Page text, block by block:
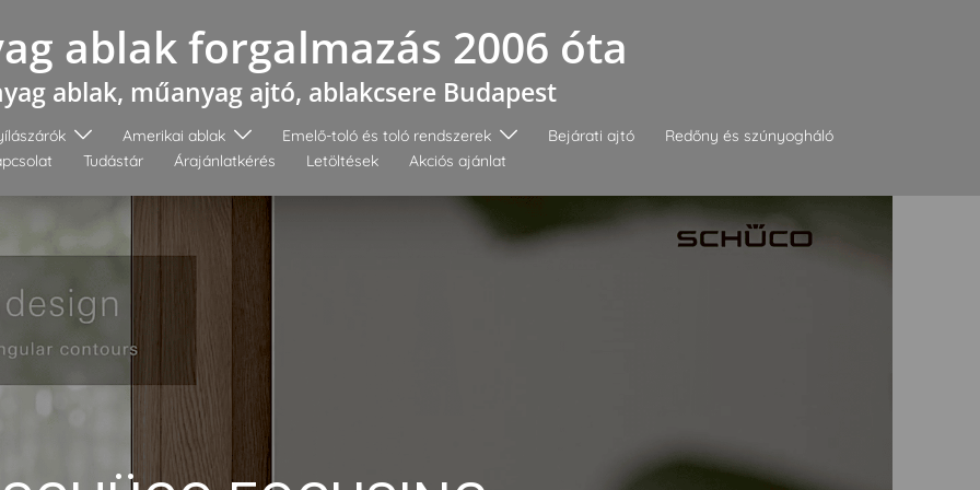
ablak forgalmazás 2006 óta
ablak, műanyag ajtó, ablakcsere Budapest
Amerikai ablak Emelő-toló és toló rendszerek Bejárati ajtó
Redőny és szúnyogháló
Tudástár Árajánlatkérés Letöltések Akciós ajánlat